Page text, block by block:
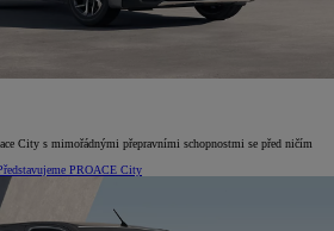
City s mimořádnými přepravními schopnostmi se před ničím
PROACE City